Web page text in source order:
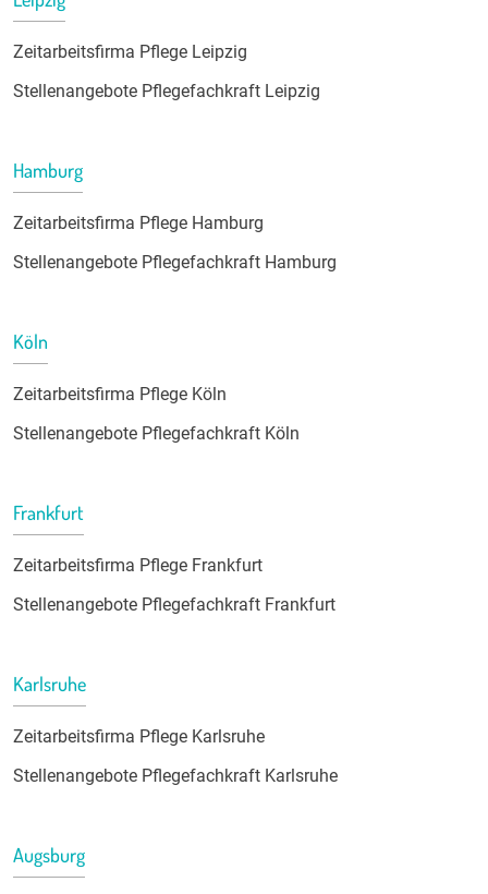
Zeitarbeitsfirma Pflege Leipzig
Stellenangebote Pflegefachkraft Leipzig
Hamburg
Zeitarbeitsfirma Pflege Hamburg
Stellenangebote Pflegefachkraft Hamburg
Köln
Zeitarbeitsfirma Pflege Köln
Stellenangebote Pflegefachkraft Köln
Frankfurt
Zeitarbeitsfirma Pflege Frankfurt
Stellenangebote Pflegefachkraft Frankfurt
Karlsruhe
Zeitarbeitsfirma Pflege Karlsruhe
Stellenangebote Pflegefachkraft Karlsruhe
Augsburg